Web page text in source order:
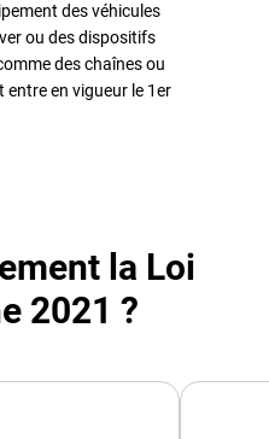
des véhicules
ou des dispositifs
des chaînes ou
entre en vigueur le 1er
la Loi
2021 ?